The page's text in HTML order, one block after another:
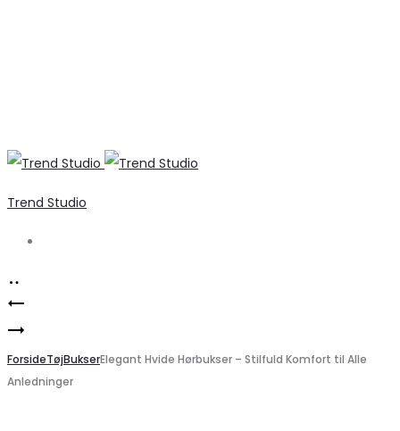
Trend Studio
Product
navigation
VERO
MODA
Marta
Du
Chateau
ForsideTøjBukserElegant Hvide Hørbukser – Stilfuld Komfort til Alle
Anledninger